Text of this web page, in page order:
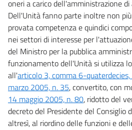
oneri a carico dell'amministrazione
Dell'Unità fanno parte inoltre non
provata competenza e quindici
nei settori di interesse per
del Ministro per la pubblica
funzionamento dell'Unità si utilizza
all'articolo 3, comma 6-
marzo 2005, n. 35, convertito, con
14 maggio 2005, n. 80, ridotto del
decreto del Presidente del Consiglio
altresì, al riordino delle funzioni e